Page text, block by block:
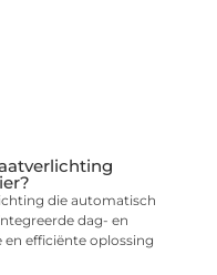
die automatisch
dag- en
efficiënte oplossing